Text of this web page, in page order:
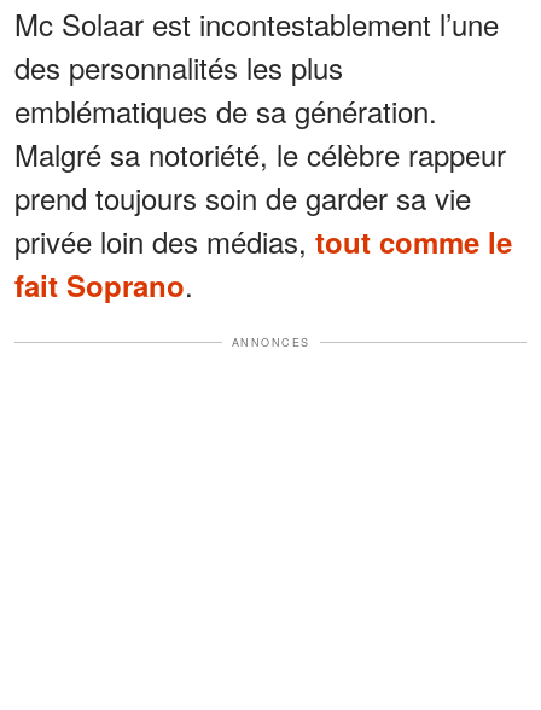
Mc Solaar est incontestablement l’une
des personnalités les plus
emblématiques de sa génération.
Malgré sa notoriété, le célèbre rappeur
prend toujours soin de garder sa vie
privée loin des médias, tout comme le
fait Soprano.
ANNONCES